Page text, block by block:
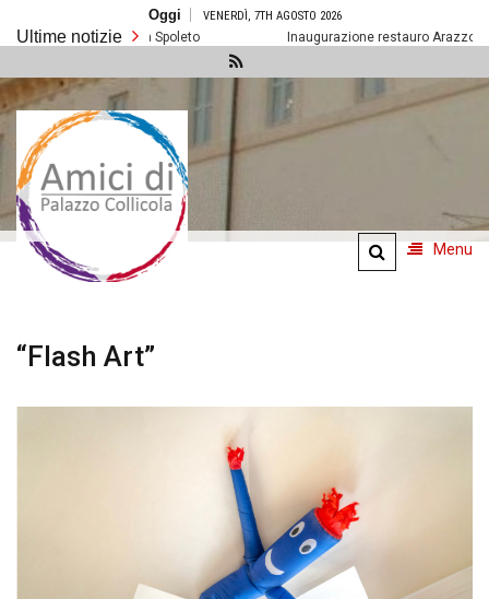
contenuto
Oggi VENERDÌ, 7TH AGOSTO 2026
Ultime notizie
Prossimi eventi a Spoleto Inaugurazione restauro Arazzo della
Amici di
Palazzo
Collicola
Menu
“Flash Art”